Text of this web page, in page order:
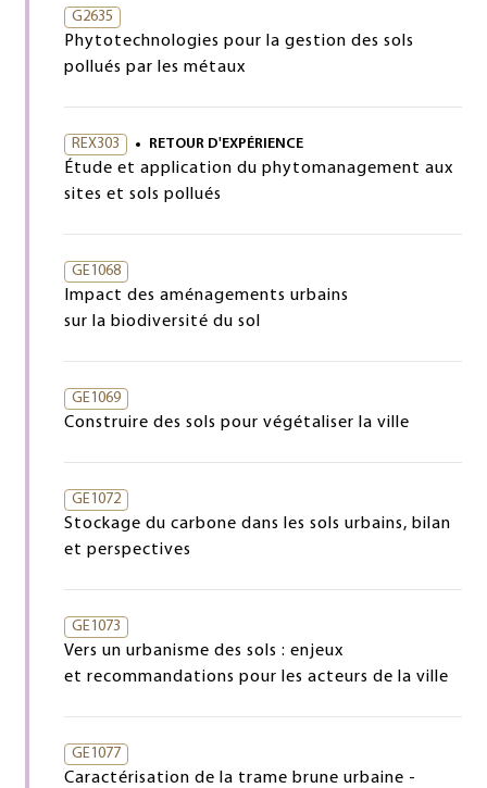
G2635
Phytotechnologies pour la gestion des sols
pollués par les métaux
REX303 RETOUR D'EXPÉRIENCE
Étude et application du phytomanagement aux
sites et sols pollués
GE1068
Impact des aménagements urbains
sur la biodiversité du sol
GE1069
Construire des sols pour végétaliser la ville
GE1072
Stockage du carbone dans les sols urbains, bilan
et perspectives
GE1073
Vers un urbanisme des sols : enjeux
et recommandations pour les acteurs de la ville
GE1077
Caractérisation de la trame brune urbaine -